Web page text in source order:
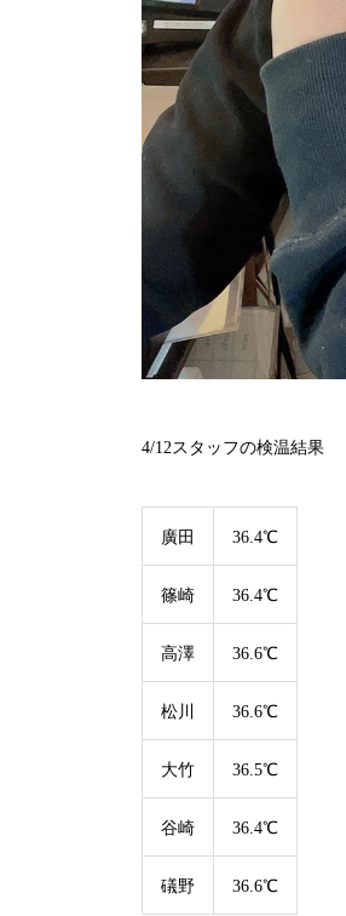
4/12 スタッフの検温結果
廣田 36.4℃
篠崎 36.4℃
高澤 36.6℃
松川 36.6℃
大竹 36.5℃
谷崎 36.4℃
礒野 36.6℃